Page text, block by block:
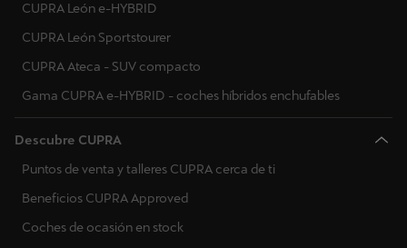
CUPRA León e-HYBRID
CUPRA León Sportstourer
CUPRA Ateca - SUV compacto
Gama CUPRA e-HYBRID - coches híbridos enchufables
Descubre CUPRA
Puntos de venta y talleres CUPRA cerca de ti
Beneficios CUPRA Approved
Coches de ocasión en stock